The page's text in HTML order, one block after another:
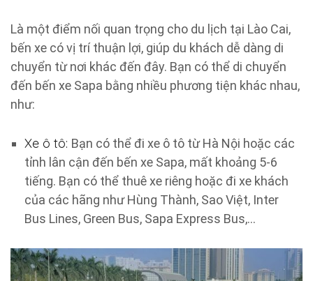
Là một điểm nối quan trọng cho du lịch tại Lào Cai,
bến xe có vị trí thuận lợi, giúp du khách dễ dàng di
chuyển từ nơi khác đến đây. Bạn có thể di chuyển
đến bến xe Sapa bằng nhiều phương tiện khác nhau,
như:
Xe ô tô: Bạn có thể đi xe ô tô từ Hà Nội hoặc các
tỉnh lân cận đến bến xe Sapa, mất khoảng 5-6
tiếng. Bạn có thể thuê xe riêng hoặc đi xe khách
của các hãng như Hùng Thành, Sao Việt, Inter
Bus Lines, Green Bus, Sapa Express Bus,…